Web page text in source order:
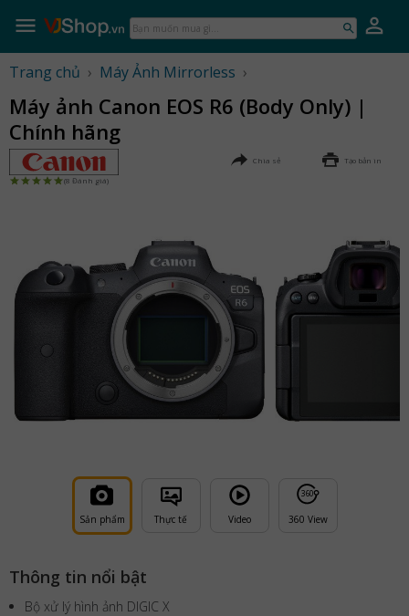
Bạn
muốn
mua
gì...
Trang chủ › Máy Ảnh Mirrorless ›
Máy ảnh Canon EOS R6 (Body Only) |
Chính hãng
Chia sẻ Tạo bản in
(8 Đánh giá)
Sản phẩm Thực tế Video
0
36
360 View
Thông tin nổi bật
Bộ xử lý hình ảnh DIGIC X